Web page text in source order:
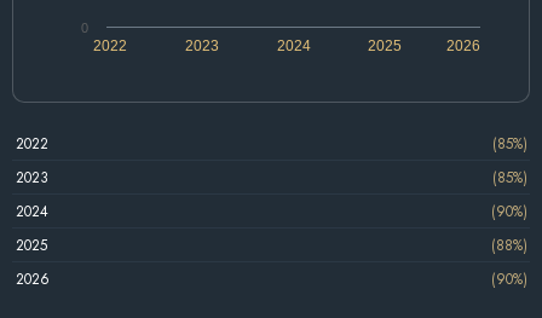
2022 2024 2026
2023 2025
0
2022
(85%)
2023
(85%)
2024
(90%)
2025
(88%)
2026
(90%)